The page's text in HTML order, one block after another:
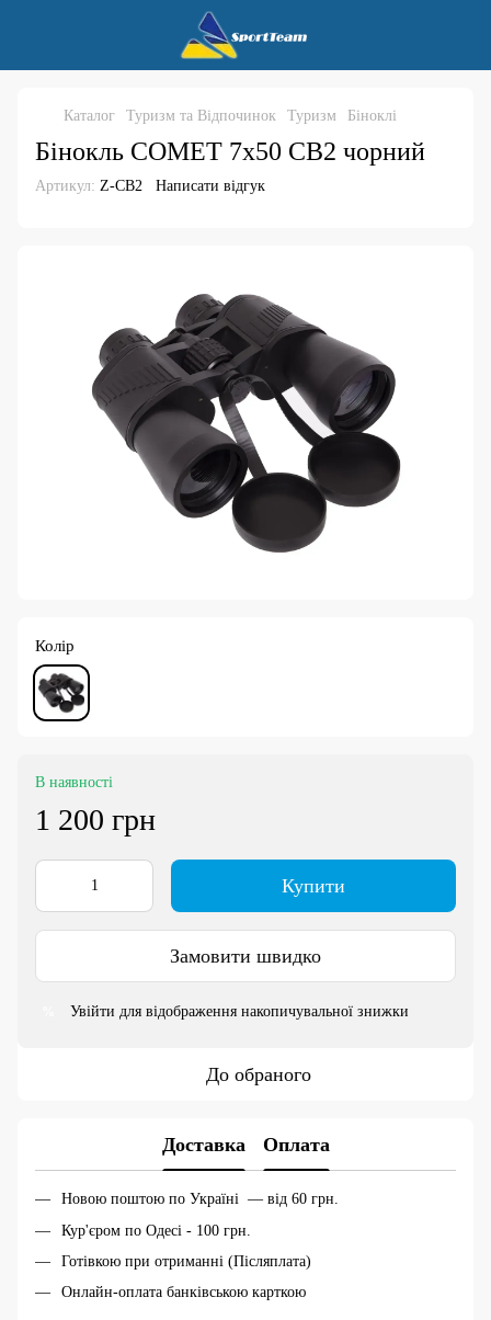
Каталог Туризм та Відпочинок Туризм Біноклі
Бінокль COMET 7х50 CB2 чорний
Артикул: Z-CB2 Написати відгук
Колір
В наявності
1 200 грн
Купити
Замовити швидко
Увійти для відображення накопичувальної знижки
До обраного
Доставка Оплата
Новою поштою по Україні — від 60 грн.
Кур'єром по Одесі - 100 грн.
Готівкою при отриманні (Післяплата)
Онлайн-оплата банківською карткою